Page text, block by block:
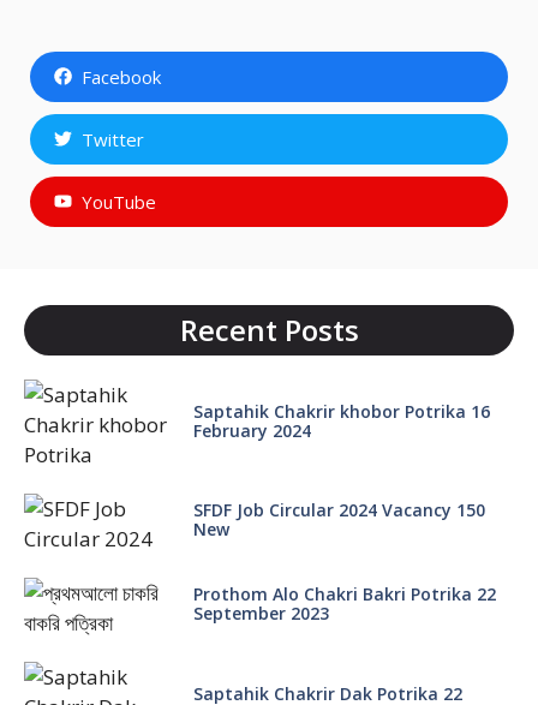
Facebook
Twitter
YouTube
Recent Posts
Saptahik Chakrir khobor Potrika 16
February 2024
SFDF Job Circular 2024 Vacancy 150
New
Prothom Alo Chakri Bakri Potrika 22
September 2023
Saptahik Chakrir Dak Potrika 22